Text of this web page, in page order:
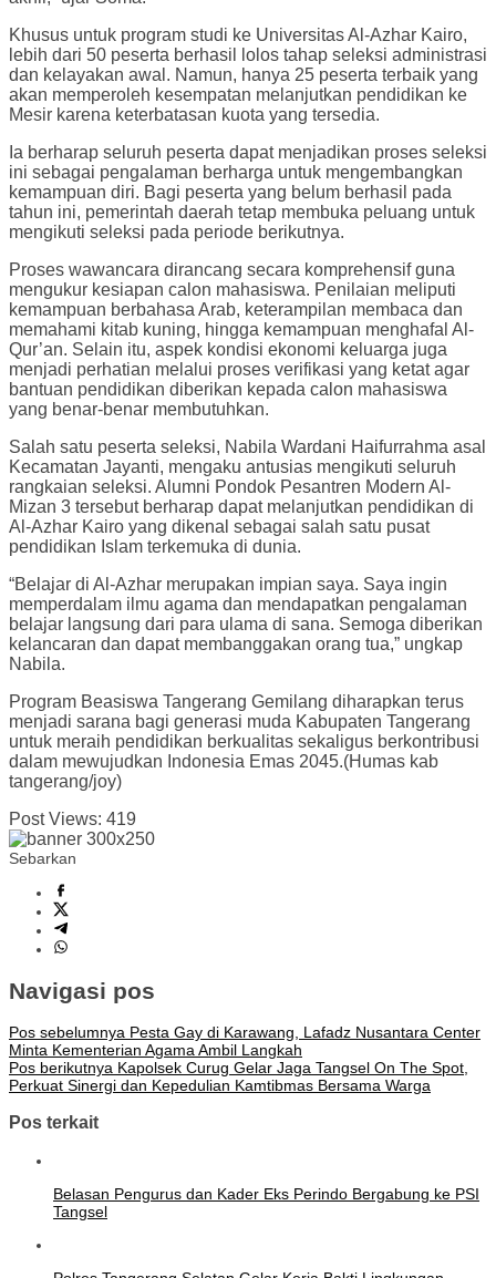
Khusus untuk program studi ke Universitas Al-Azhar Kairo,
lebih dari 50 peserta berhasil lolos tahap seleksi administrasi
dan kelayakan awal. Namun, hanya 25 peserta terbaik yang
akan memperoleh kesempatan melanjutkan pendidikan ke
Mesir karena keterbatasan kuota yang tersedia.
Ia berharap seluruh peserta dapat menjadikan proses seleksi
ini sebagai pengalaman berharga untuk mengembangkan
kemampuan diri. Bagi peserta yang belum berhasil pada
tahun ini, pemerintah daerah tetap membuka peluang untuk
mengikuti seleksi pada periode berikutnya.
Proses wawancara dirancang secara komprehensif guna
mengukur kesiapan calon mahasiswa. Penilaian meliputi
kemampuan berbahasa Arab, keterampilan membaca dan
memahami kitab kuning, hingga kemampuan menghafal Al-
Qur’an. Selain itu, aspek kondisi ekonomi keluarga juga
menjadi perhatian melalui proses verifikasi yang ketat agar
bantuan pendidikan diberikan kepada calon mahasiswa
yang benar-benar membutuhkan.
Salah satu peserta seleksi, Nabila Wardani Haifurrahma asal
Kecamatan Jayanti, mengaku antusias mengikuti seluruh
rangkaian seleksi. Alumni Pondok Pesantren Modern Al-
Mizan 3 tersebut berharap dapat melanjutkan pendidikan di
Al-Azhar Kairo yang dikenal sebagai salah satu pusat
pendidikan Islam terkemuka di dunia.
“Belajar di Al-Azhar merupakan impian saya. Saya ingin
memperdalam ilmu agama dan mendapatkan pengalaman
belajar langsung dari para ulama di sana. Semoga diberikan
kelancaran dan dapat membanggakan orang tua,” ungkap
Nabila.
Program Beasiswa Tangerang Gemilang diharapkan terus
menjadi sarana bagi generasi muda Kabupaten Tangerang
untuk meraih pendidikan berkualitas sekaligus berkontribusi
dalam mewujudkan Indonesia Emas 2045.(Humas kab
tangerang/joy)
Post Views: 419
Sebarkan
Navigasi pos
Pos sebelumnya Pesta Gay di Karawang, Lafadz Nusantara Center
Minta Kementerian Agama Ambil Langkah
Pos berikutnya Kapolsek Curug Gelar Jaga Tangsel On The Spot,
Perkuat Sinergi dan Kepedulian Kamtibmas Bersama Warga
Pos terkait
Belasan Pengurus dan Kader Eks Perindo Bergabung ke PSI
Tangsel